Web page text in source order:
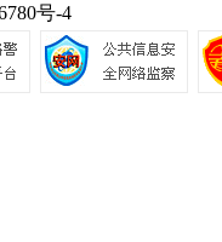
号-4